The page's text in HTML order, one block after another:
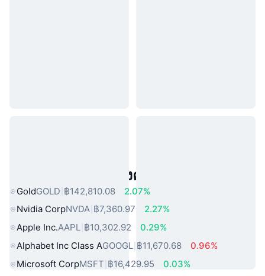
สินทรัพย์ในโลกแห่งความจริงยอดนิยม
GoldGOLD ฿142,810.08
2.07%
Nvidia CorpNVDA ฿7,360.97
2.27%
Apple Inc.AAPL ฿10,302.92
0.29%
Alphabet Inc Class AGOOGL ฿11,670.68
0.96%
Microsoft CorpMSFT ฿16,429.95
0.03%